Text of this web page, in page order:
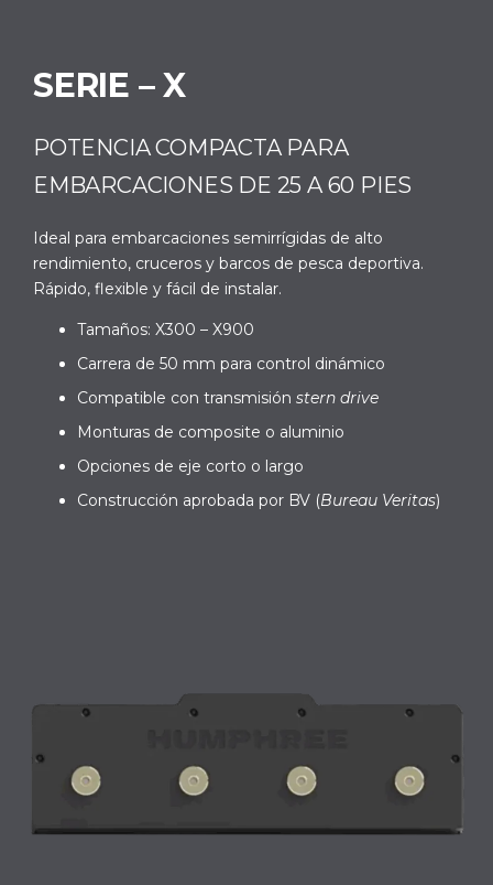
SERIE – X
POTENCIA COMPACTA PARA
EMBARCACIONES DE 25 A 60 PIES
Ideal para embarcaciones semirrígidas de alto
rendimiento, cruceros y barcos de pesca deportiva.
Rápido, flexible y fácil de instalar.
Tamaños: X300 – X900
Carrera de 50 mm para control dinámico
Compatible con transmisión stern drive
Monturas de composite o aluminio
Opciones de eje corto o largo
Construcción aprobada por BV (Bureau Veritas)